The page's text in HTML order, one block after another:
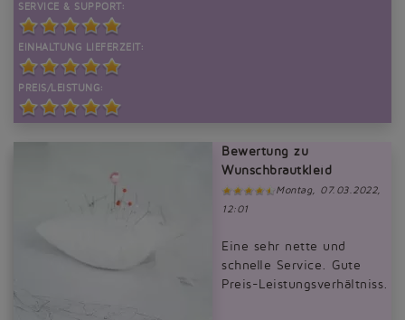
SERVICE & SUPPORT:
EINHALTUNG LIEFERZEIT:
PREIS/LEISTUNG:
Bewertung zu
Wunschbrautkleid
Montag, 07.03.2022,
12:01
Eine sehr nette und
schnelle Service. Gute
Preis-Leistungsverhältniss.